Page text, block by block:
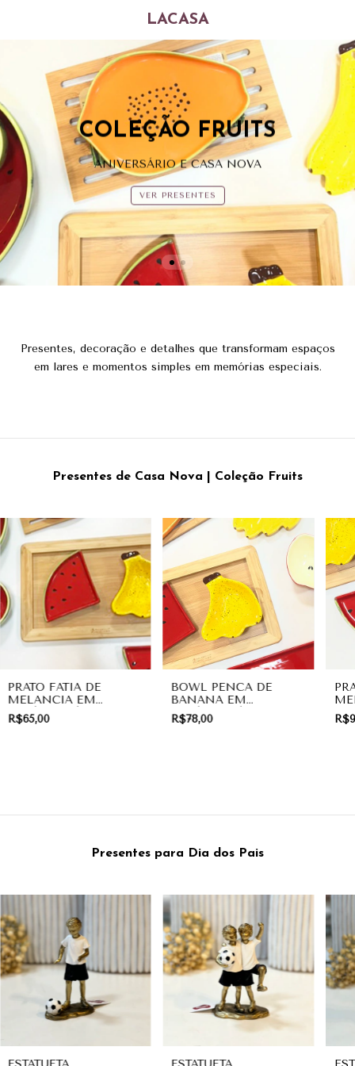
LACASA
COLEÇÃO FRUITS
ANIVERSÁRIO E CASA NOVA
VER PRESENTES
Presentes, decoração e detalhes que transformam espaços
em lares e momentos simples em memórias especiais.
Presentes de Casa Nova | Coleção Fruits
PRATO FATIA DE
MELANCIA EM
CERÂMICA | COLEÇÃO
FRUITS
R$65,00
BOWL PENCA DE
BANANA EM
CERÂMICA | COLEÇÃO
FRUITS
R$78,00
Presentes para Dia dos Pais